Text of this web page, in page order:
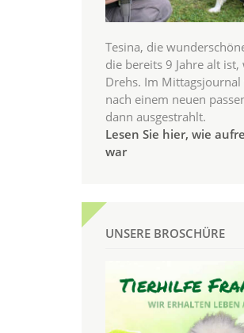
Tesina, die
die bereits 9 Jahre alt
Drehs. Im
nach einem neuen
dann ausgestrahlt.
Lesen Sie hier, wie
war
UNSERE BROSCHÜRE